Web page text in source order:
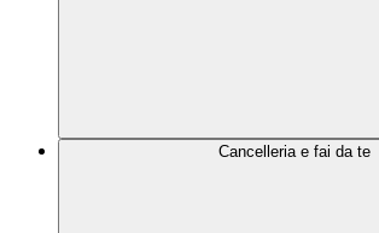
Cancelleria e fai da te